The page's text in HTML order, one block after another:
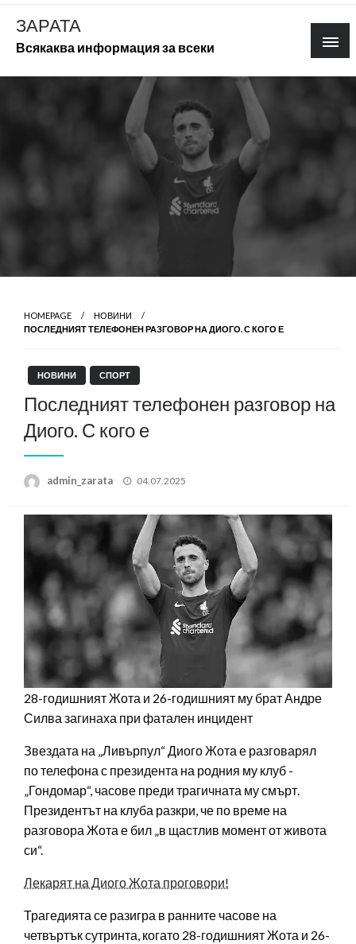
Skip
content
ЗАРАТА
Всякаква информация за всеки
HOMEPAGE
НОВИНИ
ПОСЛЕДНИЯТ ТЕЛЕФОНЕН РАЗГОВОР НА ДИОГО. С КОГО Е
НОВИНИ СПОРТ
Последният телефонен разговор на
Диого. С кого е
admin_zarata
Posted
04.07.2025
28-годишният Жота и 26-годишният му брат Андре
Силва загинаха при фатален инцидент
Звездата на „Ливърпул“ Диого Жота е разговарял
по телефона с президента на родния му клуб -
„Гондомар“, часове преди трагичната му смърт.
Президентът на клуба разкри, че по време на
разговора Жота е бил „в щастлив момент от живота
си“.
Лекарят на Диого Жота проговори!
Трагедията се разигра в ранните часове на
четвъртък сутринта, когато 28-годишният Жота и 26-